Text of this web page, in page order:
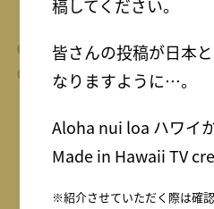
稿してください。
皆さんの投稿が日本
なりますように…。
Aloha nui loa ハワイ
Made in Hawaii TV
※紹介させていただく際は確